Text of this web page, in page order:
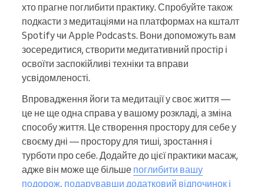
хто прагне поглибити практику. Спробуйте також
подкасти з медитаціями на платформах на кшталт
Spotify чи Apple Podcasts. Вони допоможуть вам
зосередитися, створити медитативний простір і
освоїти заспокійливі техніки та вправи
усвідомленості.
Впровадження йоги та медитації у своє життя —
це не ще одна справа у вашому розкладі, а зміна
способу життя. Це створення простору для себе у
своєму дні — простору для тиші, зростання і
турботи про себе. Додайте до цієї практики масаж,
адже він може ще більше поглибити вашу
подорож, подарувавши додатковий відпочинок і